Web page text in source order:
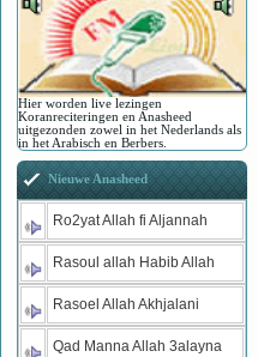
Hier worden live lezingen
Koranreciteringen en Anasheed
uitgezonden zowel in het Nederlands als
in het Arabisch en Berbers.
Nieuwe Anasheed
Ro2yat Allah fi Aljannah
Rasoul allah Habib Allah
Rasoel Allah Akhjalani
Qad Manna Allah 3alayna